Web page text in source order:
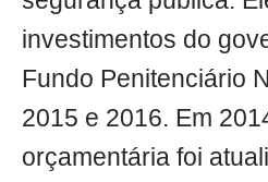
investimentos do
Fundo Penitenciário
2015 e 2016. Em
orçamentária foi